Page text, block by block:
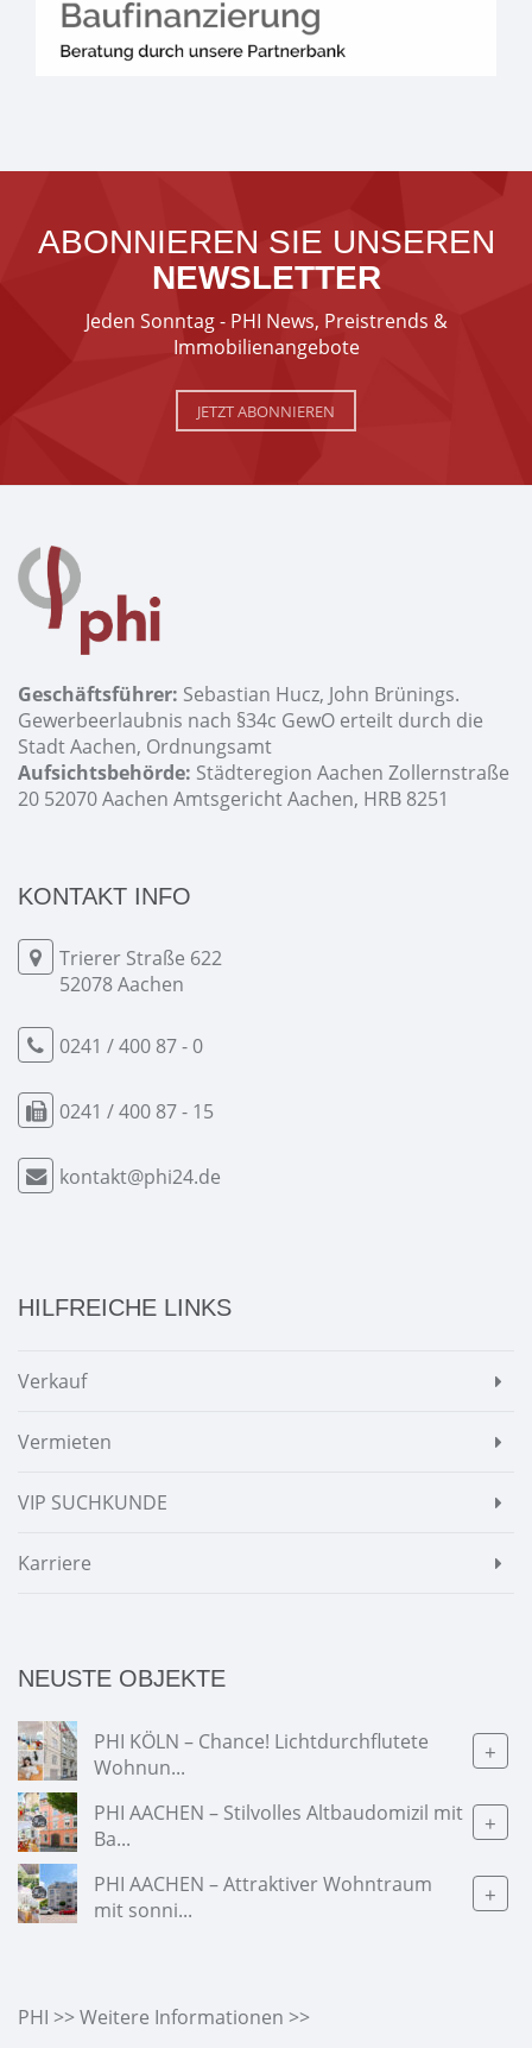
ABONNIEREN SIE UNSEREN
NEWSLETTER
Jeden Sonntag - PHI News, Preistrends &
Immobilienangebote
JETZT ABONNIEREN
Geschäftsführer: Sebastian Hucz, John Brünings.
Gewerbeerlaubnis nach §34c GewO erteilt durch die
Stadt Aachen, Ordnungsamt
Aufsichtsbehörde: Städteregion Aachen Zollernstraße
20 52070 Aachen Amtsgericht Aachen, HRB 8251
KONTAKT INFO
Trierer Straße 622
52078 Aachen
0241 / 400 87 - 0
0241 / 400 87 - 15
kontakt@phi24.de
HILFREICHE LINKS
Verkauf
Vermieten
VIP SUCHKUNDE
Karriere
NEUSTE OBJEKTE
PHI KÖLN – Chance! Lichtdurchflutete
Wohnun...
+
PHI AACHEN – Stilvolles Altbaudomizil mit
Ba...
+
PHI AACHEN – Attraktiver Wohntraum
mit sonni...
+
PHI >> Weitere Informationen >>